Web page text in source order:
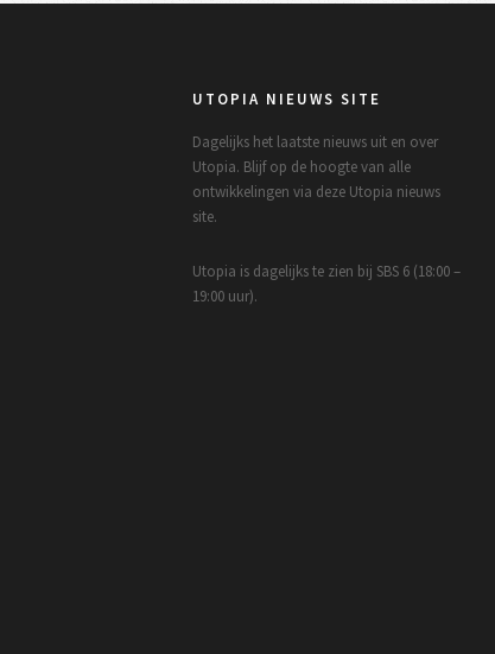
UTOPIA NIEUWS SITE
Dagelijks het laatste nieuws uit en over
Utopia. Blijf op de hoogte van alle
ontwikkelingen via deze Utopia nieuws
site.
Utopia is dagelijks te zien bij SBS 6 (18:00 –
19:00 uur).